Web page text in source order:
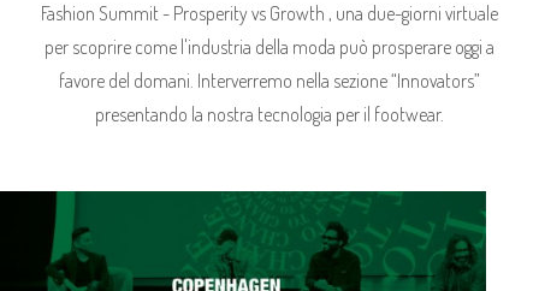
Fashion Summit - Prosperity vs Growth , una due-giorni virtuale
per scoprire come l'industria della moda può prosperare oggi a
favore del domani. Interverremo nella sezione “Innovators”
presentando la nostra tecnologia per il footwear.